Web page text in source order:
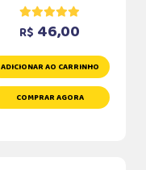
R$ 46,00
ADICIONAR AO CARRINHO
COMPRAR AGORA